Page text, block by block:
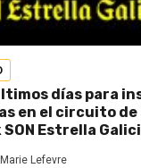
días para
en el circuito de
SON Estrella
Marie Lefevre